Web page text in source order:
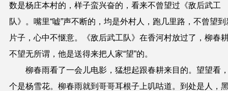
数是杨庄本村的，样子蛮兴奋的，看来不曾望过《敌后武工
队》。嘴里“嘘”声不断的，均是外村人，跑几里路，不曾望到
片子，心中不惬意。《敌后武工队》在香河村放过了，柳春
不望无所谓，他是送得来把人家“望”的。
柳春雨看了一会儿电影，猛想起跟春耕来目的。望望看
个是杨雪花。柳春雨就到哥哥耳根子上叽咕道。到处是人，